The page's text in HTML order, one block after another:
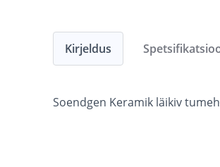
Kirjeldus
Soendgen Keramik läikiv